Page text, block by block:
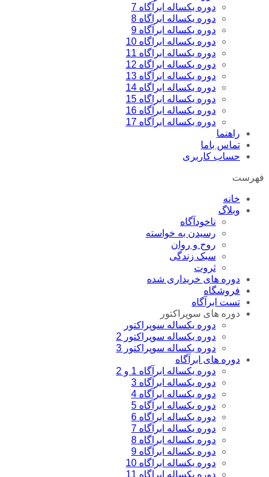
دوره یکساله ابرآگاه 7
دوره یکساله ابراگاه 8
دوره یکساله ابرآگاه 9
دوره یکساله ابراگاه 10
دوره یکساله ابراگاه 11
دوره یکساله ابراگاه 12
دوره یکساله ابرآگاه 13
دوره یکساله ابراگاه 14
دوره یکساله ابراگاه 15
دوره یکساله ابرآگاه 16
دوره یکساله ابرآگاه 17
راهنما
تماس باما
حساب کاربری
فهرست
خانه
وبلاگ
ناخودآگاه
رسیدن به خواسته
روح و روان
سبک زندگی
ثروت
دوره های خریداری شده
فروشگاه
تست ابرآگاه
دوره های سوپراکتور
دوره یکساله سوپراکتور
دوره یکساله سوپراکتور 2
دوره یکساله سوپراکتور 3
دوره های ابرآگاه
دوره یکساله ابرآگاه 1 و 2
دوره یکساله ابرآگاه 3
دوره یکساله ابرآگاه 4
دوره یکساله ابرآگاه 5
دوره یکساله ابراگاه 6
دوره یکساله ابرآگاه 7
دوره یکساله ابراگاه 8
دوره یکساله ابرآگاه 9
دوره یکساله ابراگاه 10
دوره یکساله ابراگاه 11